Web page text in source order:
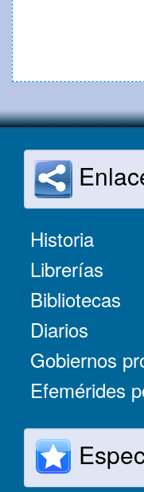
Historia
Librerías
Bibliotecas
Diarios
Gobiernos
Efemérides